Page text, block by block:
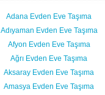
Adana Evden Eve Taşıma
Adıyaman Evden Eve Taşıma
Afyon Evden Eve Taşıma
Ağrı Evden Eve Taşıma
Aksaray Evden Eve Taşıma
Amasya Evden Eve Taşıma